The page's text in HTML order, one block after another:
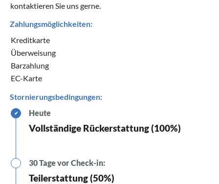
kontaktieren Sie uns gerne.
Zahlungsmöglichkeiten:
Kreditkarte
Überweisung
Barzahlung
EC-Karte
Stornierungsbedingungen:
✔ Heute
Vollständige Rückerstattung (100%)
30 Tage vor Check-in:
Teilerstattung (50%)